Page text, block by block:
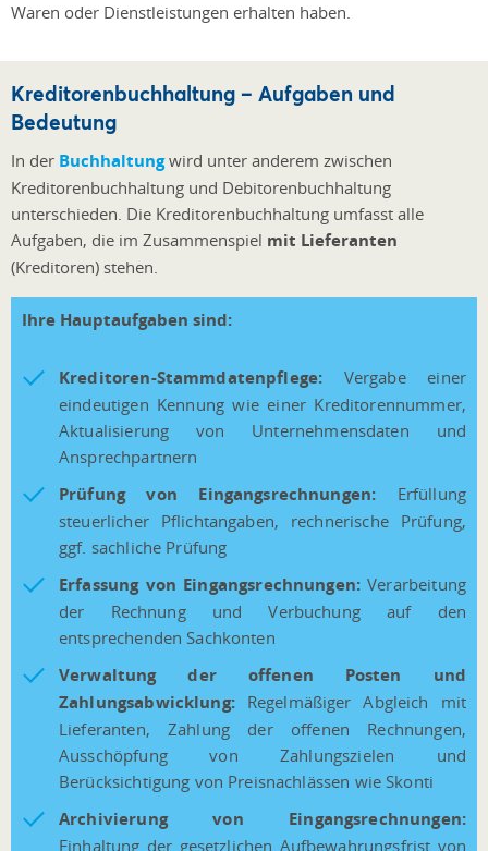
Waren oder Dienstleistungen erhalten haben.
Kreditorenbuchhaltung – Aufgaben und
Bedeutung
In der Buchhaltungwird unter anderem zwischen
Kreditorenbuchhaltung und Debitorenbuchhaltung
unterschieden. Die Kreditorenbuchhaltung umfasst alle
Aufgaben, die im Zusammenspiel mit Lieferanten
(Kreditoren) stehen.
Ihre Hauptaufgaben sind:
Kreditoren-Stammdatenpflege: Vergabe einer
eindeutigen Kennung wie einer Kreditorennummer,
Aktualisierung von Unternehmensdaten und
Ansprechpartnern
Prüfung von Eingangsrechnungen: Erfüllung
steuerlicher Pflichtangaben, rechnerische Prüfung,
ggf. sachliche Prüfung
Erfassung von Eingangsrechnungen: Verarbeitung
der Rechnung und Verbuchung auf den
entsprechenden Sachkonten
Verwaltung der offenen Posten und
Zahlungsabwicklung:Regelmäßiger Abgleich mit
Lieferanten, Zahlung der offenen Rechnungen,
Ausschöpfung von Zahlungszielen und
Berücksichtigung von Preisnachlässen wie Skonti
Archivierung von Eingangsrechnungen:
Einhaltung der gesetzlichen Aufbewahrungsfrist von